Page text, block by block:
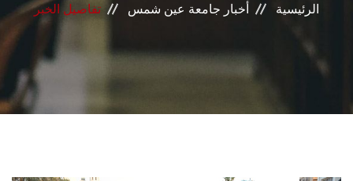
الأنظمة الذكية
الإعلام
تواصل معنا
الرئيسية أخبار جامعة عين شمس تفاصيل الخبر